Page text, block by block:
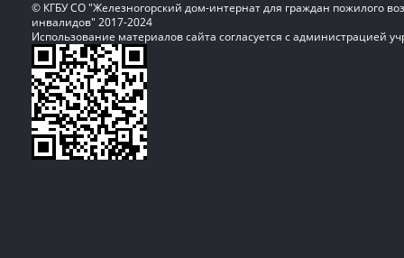
© КГБУ СО "Железногорский дом-интернат для граждан пожилого
инвалидов" 2017-2024
Использование материалов сайта согласуется с администрацией